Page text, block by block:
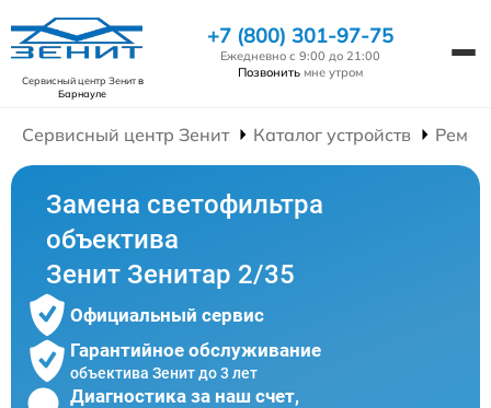
Сервисный центр Зенитв
Барнауле
+7 (800) 301-97-75
Ежедневно с 9:00 до 21:00
Позвонить мне утром
Сервисный центр Зенит Каталог устройств
Замена светофильтра
объектива
Зенит Зенитар 2/35
Официальный сервис
Гарантийное обслуживание
объектива Зенит до 3 лет
Диагностика за наш счет,